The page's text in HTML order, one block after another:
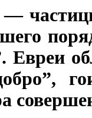
Евреи